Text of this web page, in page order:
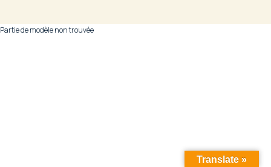
Partie de modèle non trouvée
Translate »